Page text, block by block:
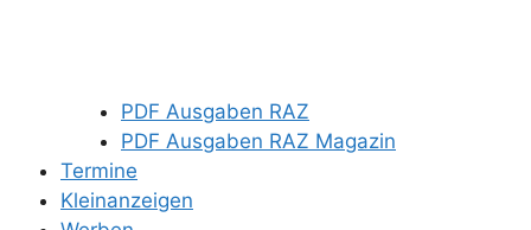
PDF Ausgaben RAZ
PDF Ausgaben RAZ Magazin
Termine
Kleinanzeigen